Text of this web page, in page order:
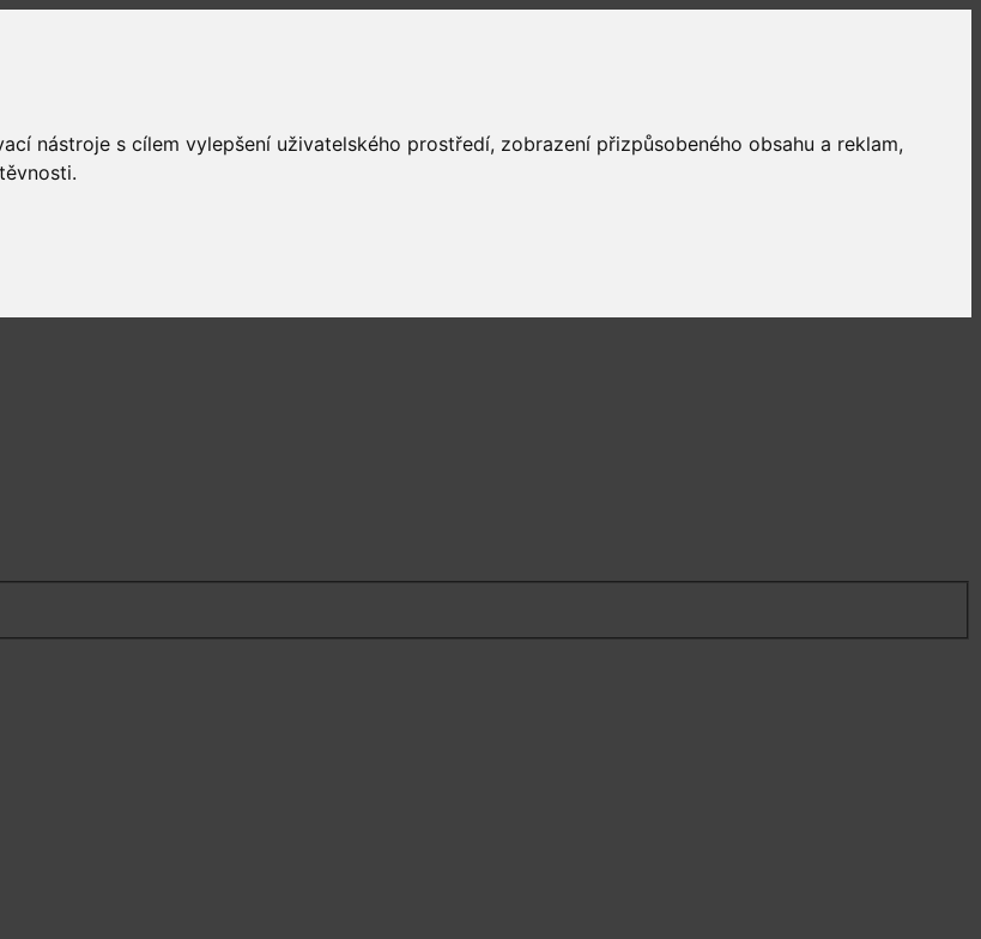
nástroje s cílem vylepšení uživatelského prostředí, zobrazení přizpůsobeného obsahu a reklam,